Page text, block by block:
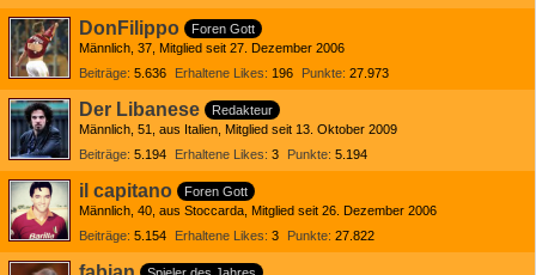
DonFilippo
Foren Gott
Männlich 37 Mitglied seit 27. Dezember 2006
Beiträge 5.636 Erhaltene Likes 196 Punkte 27.973
Der Libanese
Redakteur
Männlich 51 aus Italien Mitglied seit 13. Oktober 2009
Beiträge 5.194 Erhaltene Likes 3 Punkte 5.194
il capitano
Foren Gott
Männlich 40 aus Stoccarda Mitglied seit 26. Dezember 2006
Beiträge 5.154 Erhaltene Likes 3 Punkte 27.822